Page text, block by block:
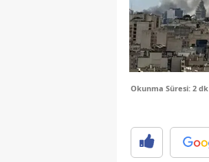
Okunma Süresi: 2 dk